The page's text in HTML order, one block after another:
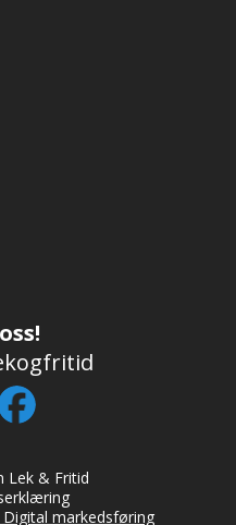
Lek & Fritid
Digital markedsføring